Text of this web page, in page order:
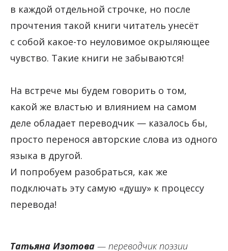
в каждой отдельной строчке, но после
прочтения такой книги читатель унесёт
с собой какое-то неуловимое окрыляющее
чувство. Такие книги не забываются!
На встрече мы будем говорить о том,
какой же властью и влиянием на самом
деле обладает переводчик — казалось бы,
просто перенося авторские слова из одного
языка в другой.
И попробуем разобраться, как же
подключать эту самую «душу» к процессу
перевода!
Татьяна Изотова — переводчик поэзии